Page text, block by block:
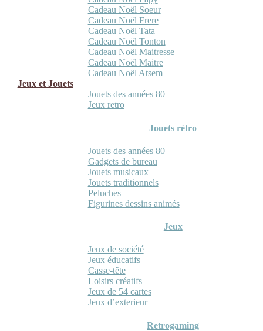
Cadeau Noël Soeur
Cadeau Noël Frere
Cadeau Noël Tata
Cadeau Noël Tonton
Cadeau Noël Maitresse
Cadeau Noël Maitre
Cadeau Noël Atsem
Jeux et Jouets
Jouets des années 80
Jeux retro
Jouets rétro
Jouets des années 80
Gadgets de bureau
Jouets musicaux
Jouets traditionnels
Peluches
Figurines dessins animés
Jeux
Jeux de société
Jeux éducatifs
Casse-tête
Loisirs créatifs
Jeux de 54 cartes
Jeux d’exterieur
Retrogaming